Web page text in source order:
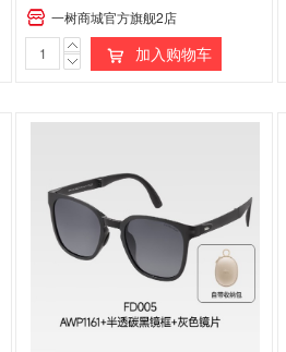
一树商城官方旗舰2店
加入购物车